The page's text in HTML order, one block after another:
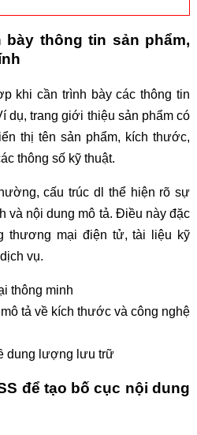
thông tin sản phẩm,
khi cần trình bày các thông tin
dụ, trang giới thiệu sản phẩm có
thị tên sản phẩm, kích thước,
thông số kỹ thuật.
cấu trúc dl thể hiện rõ sự
và nội dung mô tả. Điều này đặc
thương mại điện tử, tài liệu kỹ
vụ.
thông minh
tả về kích thước và công nghệ
dung lượng lưu trữ
để tạo bố cục nội dung